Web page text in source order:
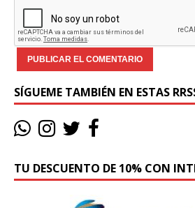
SÍGUEME TAMBIÉN EN ESTAS
TU DESCUENTO DE 10% CON